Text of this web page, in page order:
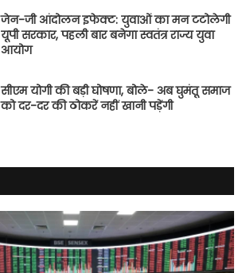
जेन-जी आंदोलन इफेक्ट: युवाओं का मन टटोलेगी
यूपी सरकार, पहली बार बनेगा स्वतंत्र राज्य युवा
आयोग
सीएम योगी की बड़ी घोषणा, बोले- अब घुमंतू समाज
को दर-दर की ठोकरें नहीं खानी पड़ेंगी